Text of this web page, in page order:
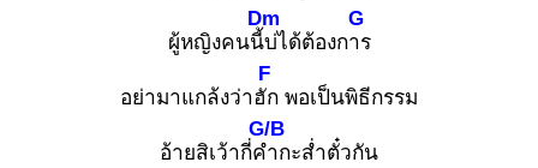
ผู้หญิงคนนี้บ่
Dm
ได้ต้องการ
G
อย่ามาแกล้งว่าฮัก
F
พอเป็นพิธีกรรม
อ้ายสิเว้ากี่คำ
G/B
กะส่ำตั๋วกัน